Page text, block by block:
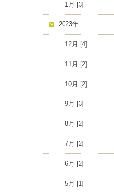
1月 [3]
2023年
12月 [4]
11月 [2]
10月 [2]
9月 [3]
8月 [2]
7月 [2]
6月 [2]
5月 [1]